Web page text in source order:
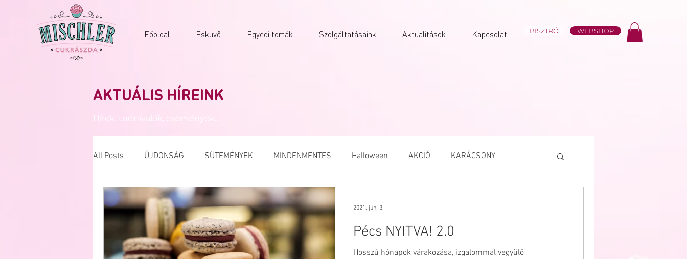
Főoldal Esküvő Egyedi torták Szolgáltatásaink Aktualitások Kapcsolat BISZTRÓ WEBSHOP
AKTUÁLIS HÍREINK
Hírek, tudnivalók, események...
All Posts ÚJDONSÁG SÜTEMÉNYEK MINDENMENTES Halloween AKCIÓ KARÁCSONY
NYEREMÉNYJÁTÉK NUTELLA VALENTIN NAP
Formatorta Anyák Napja Gyereknap Jótékonysági esemény Ország torta
Pécs NYITVA! 2.0
Hosszú hónapok várakozása, izgalommal vegyülő
2021. jún. 3.